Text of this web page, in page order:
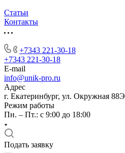
Статьи
Контакты
+7343 221-30-18
+7343 221-30-18
E-mail
info@unik-pro.ru
Адрес
г. Екатеринбург, ул. Окружная 88Э
Режим работы
Пн. – Пт.: с 9:00 до 18:00
Подать заявку